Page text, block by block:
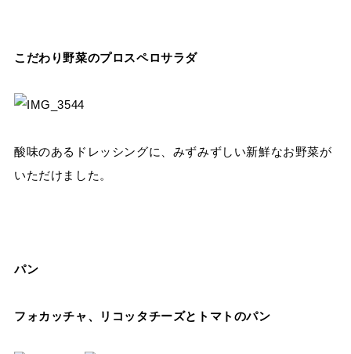
こだわり野菜のプロスペロサラダ
酸味のあるドレッシングに、みずみずしい新鮮なお野菜が
いただけました。
パン
フォカッチャ、リコッタチーズとトマトのパン